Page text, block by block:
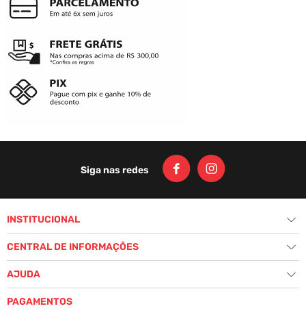
(LANÇAMENTO) CASACO CYCLONE
CANGURU SKULL JOKER BORDADO
R$ 299